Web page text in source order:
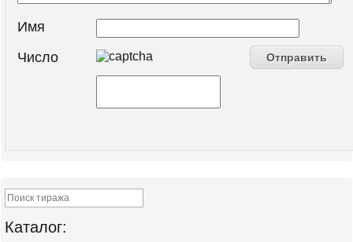
Имя
Число
Каталог: